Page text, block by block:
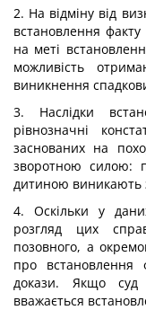
2. На відміну від
встановлення факту
на меті
можливість
виникнення
3. Наслідки
рівнозначні
заснованих на
зворотною силою:
дитиною виникають
4. Оскільки у
розгляд цих
позовного, а
про встановлення
докази. Якщо суд
вважається